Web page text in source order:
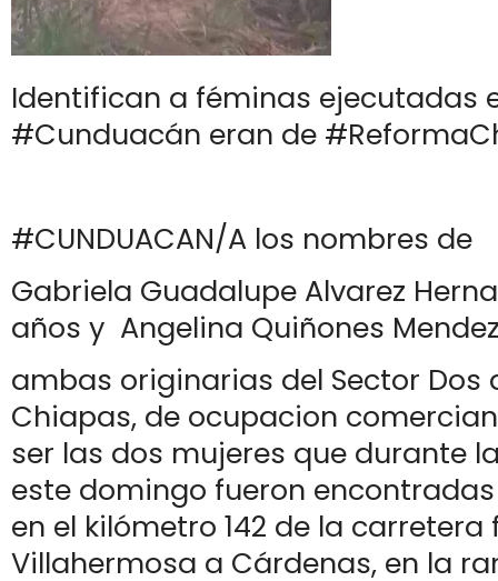
Identifican a féminas ejecutadas
#Cunduacán eran de
#CUNDUACAN/A los nombres de
Gabriela Guadalupe Alvarez
años y Angelina Quiñones
ambas originarias del Sector Dos
Chiapas, de ocupacion
ser las dos mujeres que durante
este domingo fueron
en el kilómetro 142 de la carretera
Villahermosa a Cárdenas, en la